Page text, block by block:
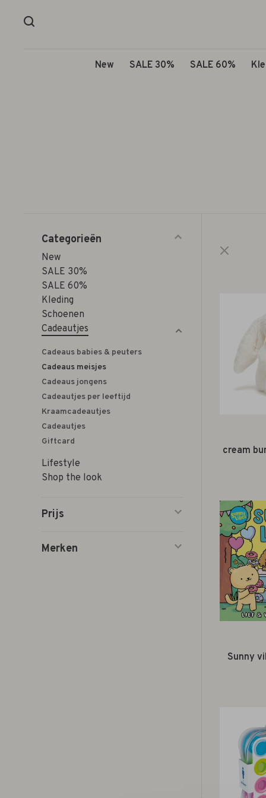
New SALE 30% SALE 60%
Categorieën
New
SALE 30%
SALE 60%
Kleding
Schoenen
Cadeautjes
Cadeaus babies & peuters
Cadeaus meisjes
Cadeaus jongens
Cadeautjes per leeftijd
Kraamcadeautjes
Cadeautjes
Giftcard
Lifestyle
Shop the look
Prijs
Merken
cream
Sunny